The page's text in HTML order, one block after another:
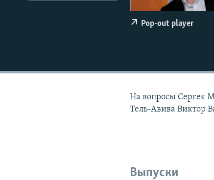
Pop-out player
На вопросы Сергея
Тель-Авива Виктор
Выпуски